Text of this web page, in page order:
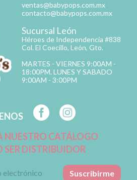
ventas@babypops.com.mx
contacto@babypops.com.mx
Sucursal León
Héroes de Independencia #838
Col. El Coecillo, León, Gto.
MARTES - VIERNES 9:00AM -
18:00PM. LUNES Y SABADO
9:00AM - 3:00PM
NUESTRO CATÁLOGO
SER DISTRIBUIDOR
Suscribirme